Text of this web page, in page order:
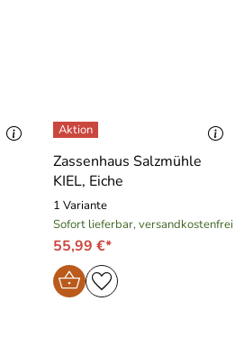
Zassenhaus Salzmühle
KIEL, Eiche
1 Variante
Sofort lieferbar, versandkostenfrei
55,99 €*